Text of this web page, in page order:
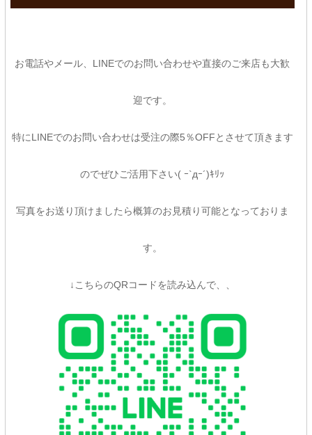
お電話やメール、LINEでのお問い合わせや直接のご来店も大歓
迎です。
特にLINEでのお問い合わせは受注の際5％OFFとさせて頂きます
のでぜひご活用下さい( ｰ`дｰ´)ｷﾘｯ
写真をお送り頂けましたら概算のお見積り可能となっておりま
す。
↓こちらのQRコードを読み込んで、、